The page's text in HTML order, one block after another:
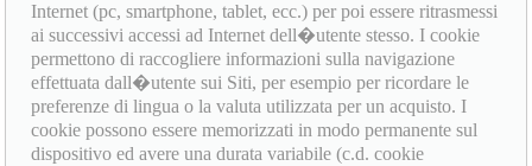
Internet (pc, smartphone, tablet, ecc.) per poi essere ritrasmessi
ai successivi accessi ad Internet dell�utente stesso. I cookie
permettono di raccogliere informazioni sulla navigazione
effettuata dall�utente sui Siti, per esempio per ricordare le
preferenze di lingua o la valuta utilizzata per un acquisto. I
cookie possono essere memorizzati in modo permanente sul
dispositivo ed avere una durata variabile (c.d. cookie